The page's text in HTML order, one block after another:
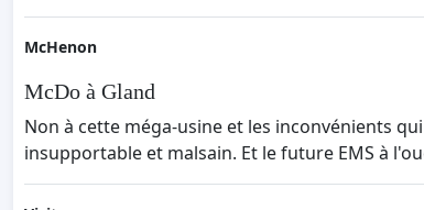
McHenon
McDo à Gland
Non à cette méga-usine et les inconvénients
insupportable et malsain. Et le future EMS à